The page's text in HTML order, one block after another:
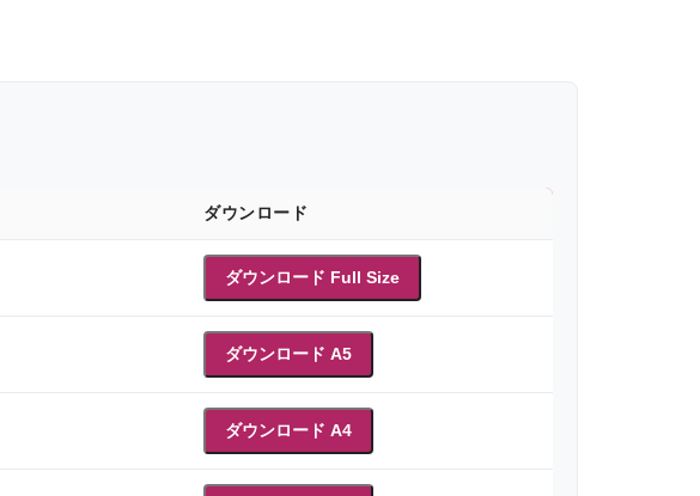
ダウンロード
ダウンロード Full Size
ダウンロード A5
ダウンロード A4